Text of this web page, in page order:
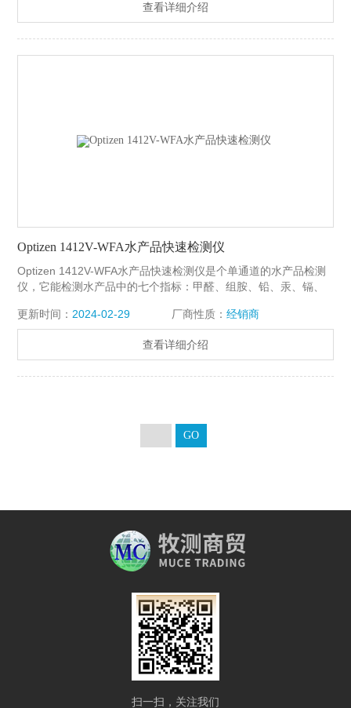
查看详细介绍
Optizen 1412V-WFA水产品快速检测仪
Optizen 1412V-WFA水产品快速检测仪是个单通道的水产品检测
仪，它能检测水产品中的七个指标：甲醛、组胺、铅、汞、镉、
更新时间： 2024-02-29 厂商性质： 经销商
查看详细介绍
扫一扫，关注我们